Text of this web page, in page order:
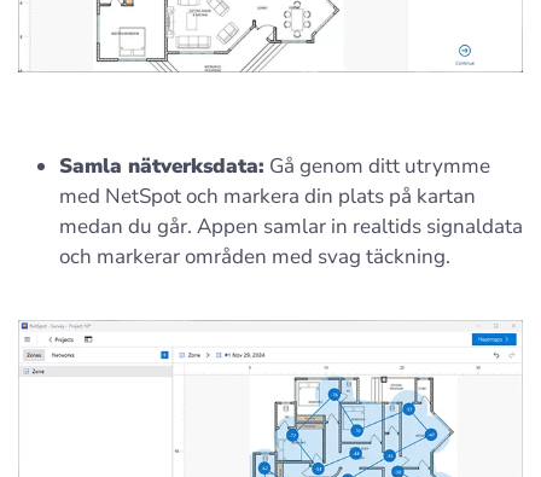
Samla nätverksdata: Gå genom ditt utrymme
med NetSpot och markera din plats på kartan
medan du går. Appen samlar in realtids signaldata
och markerar områden med svag täckning.